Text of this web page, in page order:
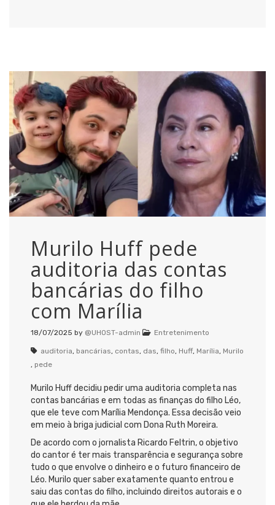
Murilo Huff pede
auditoria das contas
bancárias do filho
com Marília
18/07/2025 by @UHOST-admin Entretenimento
auditoria, bancárias, contas, das, filho, Huff, Marília, Murilo
, pede
Murilo Huff decidiu pedir uma auditoria completa nas
contas bancárias e em todas as finanças do filho Léo,
que ele teve com Marília Mendonça. Essa decisão veio
em meio à briga judicial com Dona Ruth Moreira.
De acordo com o jornalista Ricardo Feltrin, o objetivo
do cantor é ter mais transparência e segurança sobre
tudo o que envolve o dinheiro e o futuro financeiro de
Léo. Murilo quer saber exatamente quanto entrou e
saiu das contas do filho, incluindo direitos autorais e o